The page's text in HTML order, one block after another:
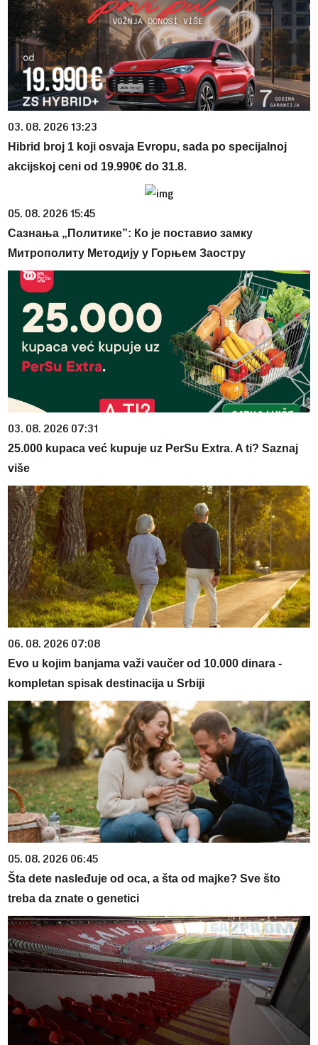
03. 08. 2026 13:23
Hibrid broj 1 koji osvaja Evropu, sada po specijalnoj
akcijskoj ceni od 19.990€ do 31.8.
05. 08. 2026 15:45
Сазнања „Политике”: Ко је поставио замку
Митрополиту Методију у Горњем Заостру
03. 08. 2026 07:31
25.000 kupaca već kupuje uz PerSu Extra. A ti? Saznaj
više
06. 08. 2026 07:08
Evo u kojim banjama važi vaučer od 10.000 dinara -
kompletan spisak destinacija u Srbiji
05. 08. 2026 06:45
Šta dete nasleđuje od oca, a šta od majke? Sve što
treba da znate o genetici